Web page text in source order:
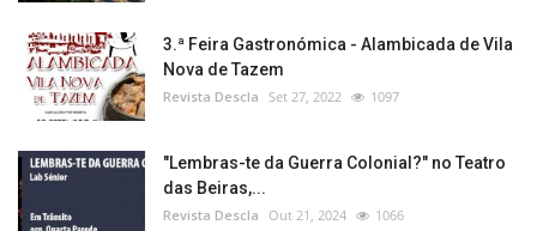
3.ª Feira Gastronómica - Alambicada de Vila
Nova de Tazem
Revista Descla Set 27, 2022 1097
"Lembras-te da Guerra Colonial?" no Teatro
das Beiras,...
Revista Descla Out 21, 2024 1066